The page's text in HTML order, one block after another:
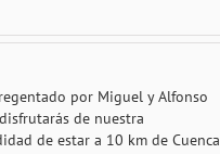
por Miguel y Alfonso
de nuestra
de estar a 10 km de Cuenca